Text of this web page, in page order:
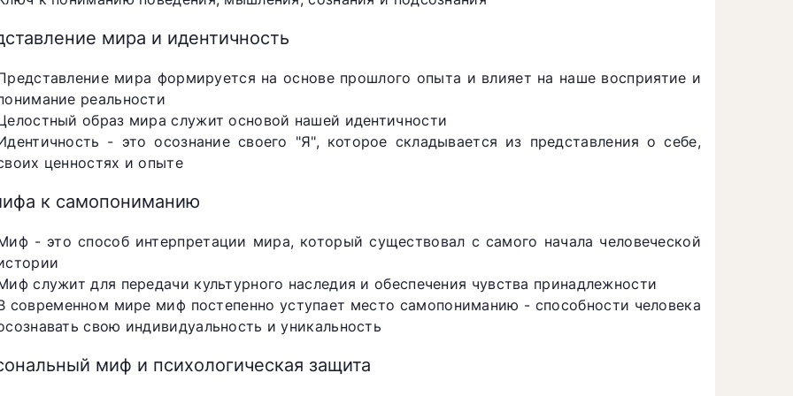
мира и идентичность
мира формируется на основе прошлого опыта и влияет на наше восприятие и
реальности
образ мира служит основой нашей идентичности
- это осознание своего "Я", которое складывается из представления о себе,
ценностях и опыте
к самопониманию
- это способ интерпретации мира, который существовал с самого начала человеческой
служит для передачи культурного наследия и обеспечения чувства принадлежности
современном мире миф постепенно уступает место самопониманию - способности человека
свою индивидуальность и уникальность
миф и психологическая защита